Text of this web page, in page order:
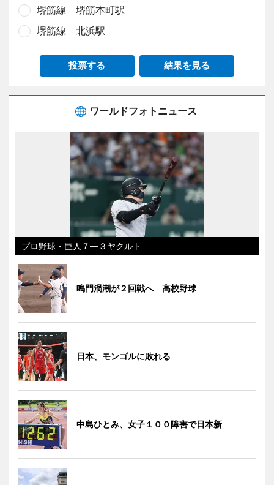
堺筋線 堺筋本町駅
堺筋線 北浜駅
投票する 結果を見る
ワールドフォトニュース
プロ野球・巨人７―３ヤクルト
鳴門渦潮が２回戦へ 高校野球
日本、モンゴルに敗れる
中島ひとみ、女子１００障害で日本新